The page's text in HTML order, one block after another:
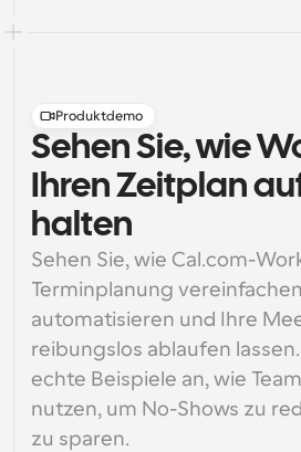
Produktdemo
Sehen Sie, wie
Ihren Zeitplan
halten
Sehen Sie, wie Cal.com-
Terminplanung
automatisieren und Ihre
reibungslos ablaufen
echte Beispiele an, wie
nutzen, um No-Shows zu
zu sparen.